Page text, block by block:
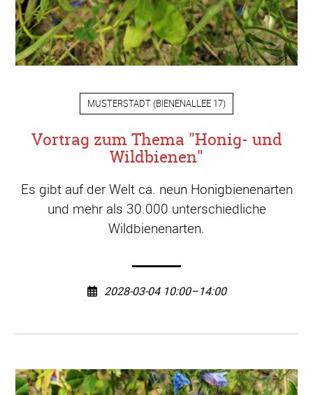
MUSTERSTADT (BIENENALLEE 17)
Vortrag zum Thema "Honig- und
Wildbienen"
Es gibt auf der Welt ca. neun Honigbienenarten
und mehr als 30.000 unterschiedliche
Wildbienenarten.
2028-03-04 10:00–14:00